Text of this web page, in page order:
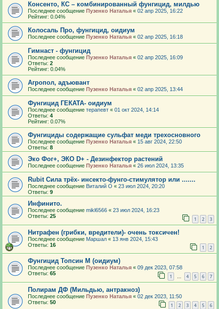
Консенто, КС – комбинированный фунгицид, милдью
Последнее сообщение Пузенко Наталья « 02 апр 2025, 16:22
Рейтинг: 0.04%
Колосаль Про, фунгицид, оидиум
Последнее сообщение Пузенко Наталья « 02 апр 2025, 16:18
Гимнаст - фунгицид
Последнее сообщение Пузенко Наталья « 02 апр 2025, 16:09
Ответы: 2
Рейтинг: 0.04%
Агропол, адъювант
Последнее сообщение Пузенко Наталья « 02 апр 2025, 13:44
Фунгицид ГЕКАТА- оидиум
Последнее сообщение терапевт « 01 окт 2024, 14:14
Ответы: 4
Рейтинг: 0.07%
Фунгициды содержащие сульфат меди трехосновного
Последнее сообщение Пузенко Наталья « 15 авг 2024, 22:50
Ответы: 8
Эко Фог+, ЭКО D+ - Дезинфектор растений
Последнее сообщение Пузенко Наталья « 26 июл 2024, 13:35
Rubit Сила трёх- инсекто-фунго-стимулятор или .......
Последнее сообщение Виталий О « 23 июл 2024, 20:20
Ответы: 9
Инфинито.
Последнее сообщение mikl6566 « 23 июл 2024, 16:23
Ответы: 25 1 2 3
Нитрафен (грибки, вредители)- очень токсичен!
Последнее сообщение Маршал « 13 янв 2024, 15:43
Ответы: 16 1 2
Фунгицид Топсин М (оидиум)
Последнее сообщение Пузенко Наталья « 09 дек 2023, 07:58
Ответы: 65 1 … 4 5 6 7
Полирам ДФ (Мильдью, антракноз)
Последнее сообщение Пузенко Наталья « 02 дек 2023, 11:50
Ответы: 50 1 2 3 4 5 6